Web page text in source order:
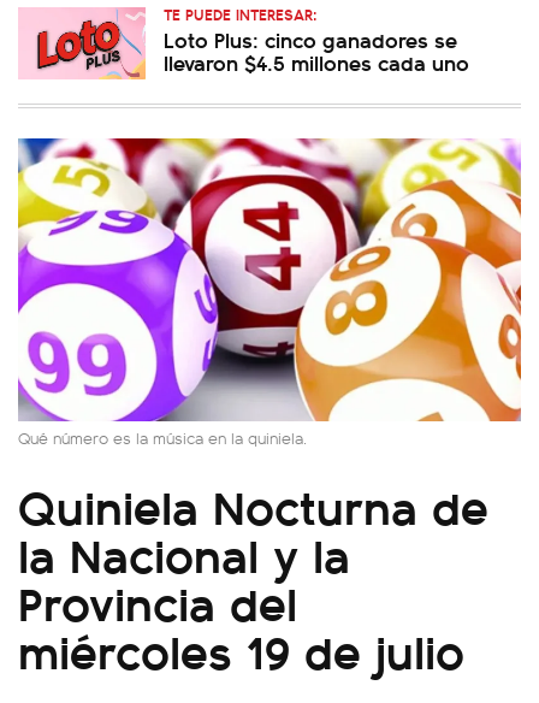
TE PUEDE INTERESAR:
Loto Plus: cinco ganadores se
llevaron $4.5 millones cada uno
Qué número es la música en la quiniela.
Quiniela Nocturna de
la Nacional y la
Provincia del
miércoles 19 de julio